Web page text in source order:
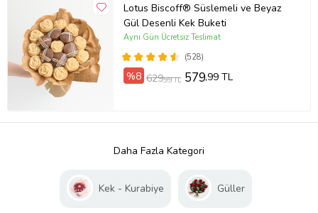
Lotus Biscoff® Süslemeli ve Beyaz
Gül Desenli Kek Buketi
(528)
Aynı Gün Ücretsiz Teslimat
%8 629,99 TL 579,99 TL
Daha Fazla Kategori
Kek - Kurabiye Güller